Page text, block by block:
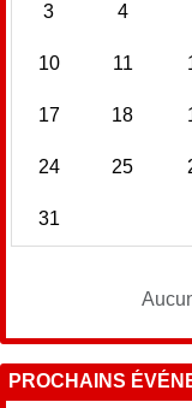
3 4
10 11
17 18
24 25
31
PROCHAINS